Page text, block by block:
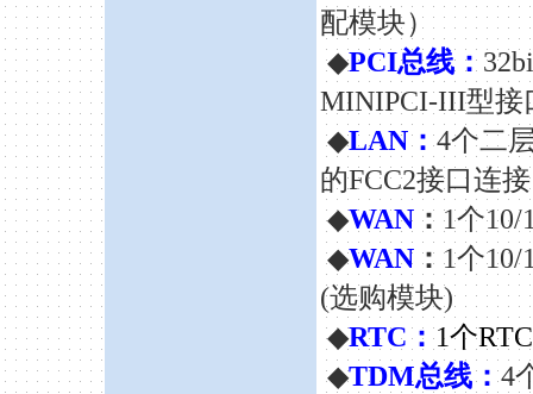
配模块）
◆PCI总线：
MINIPCI-III型
◆LAN：4个二
的FCC2接口连
◆WAN ： 1个10/
◆WAN ： 1个10/
(选购模块)
◆RTC：1个RTC
◆TDM总线：4